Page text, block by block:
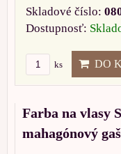
Skladové číslo:
Dostupnosť:
ks DO
Farba na vlasy
mahagónový